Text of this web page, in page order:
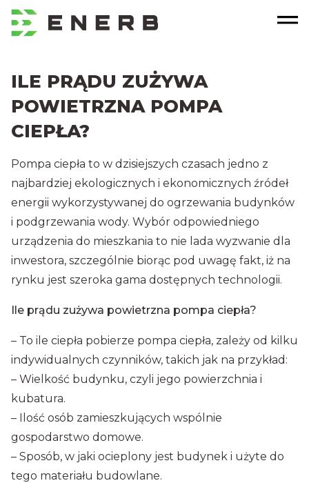
ILE PRĄDU ZUŻYWA
POWIETRZNA POMPA
CIEPŁA?
Pompa ciepła to w dzisiejszych czasach jedno z
najbardziej ekologicznych i ekonomicznych źródeł
energii wykorzystywanej do ogrzewania budynków
i podgrzewania wody. Wybór odpowiedniego
urządzenia do mieszkania to nie lada wyzwanie dla
inwestora, szczególnie biorąc pod uwagę fakt, iż na
rynku jest szeroka gama dostępnych technologii.
Ile prądu zużywa powietrzna pompa ciepła?
– To ile ciepła pobierze pompa ciepła, zależy od kilku
indywidualnych czynników, takich jak na przykład:
– Wielkość budynku, czyli jego powierzchnia i
kubatura.
– Ilość osób zamieszkujących wspólnie
gospodarstwo domowe.
– Sposób, w jaki ocieplony jest budynek i użyte do
tego materiału budowlane.